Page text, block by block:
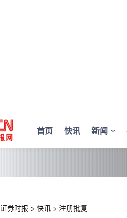
首页 快讯 新闻
证券时报 > 快讯 > 注册批复